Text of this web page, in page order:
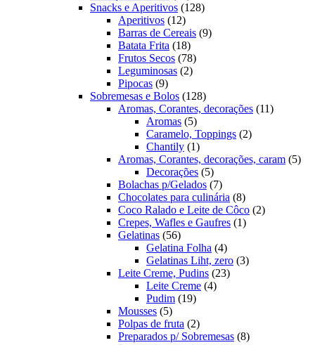
produtos
Snacks e Aperitivos 128128
Aperitivos 1212
produtos
Barras de Cereais 99
Batata Frita 1818
produtos
Frutos Secos 7878
produtos
Leguminosas 22
Pipocas 99
produtos
Sobremesas e Bolos 128128
produtos
Aromas, Corantes, decorações 1111
Aromas 55
produtos
Caramelo, Toppings 22
Chantily 11
produto
Aromas, Corantes, decorações, caram 55
Decorações 55
produtos
Bolachas p/Gelados 77
produtos
Chocolates para culinária 88
produtos
Coco Ralado e Leite de Côco 22
Crepes, Wafles e Gaufres 11
Gelatinas 5656
produtos
Gelatina Folha 44
produtos
Gelatinas Liht, zero 33
Leite Creme, Pudins 2323
Leite Creme 44
Pudim 1919
Mousses 55
produtos
Polpas de fruta 22
produtos
Preparados p/ Sobremesas 88